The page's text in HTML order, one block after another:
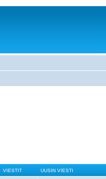
VIESTIT UUSIN VIESTI